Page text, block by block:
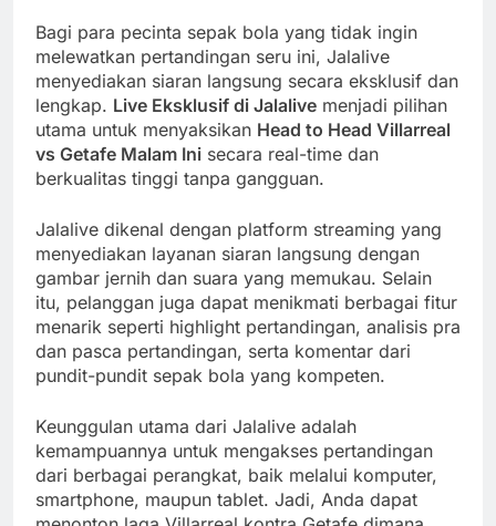
Bagi para pecinta sepak bola yang tidak ingin
melewatkan pertandingan seru ini, Jalalive
menyediakan siaran langsung secara eksklusif dan
lengkap. Live Eksklusif di Jalalive menjadi pilihan
utama untuk menyaksikan Head to Head Villarreal
vs Getafe Malam Ini secara real-time dan
berkualitas tinggi tanpa gangguan.
Jalalive dikenal dengan platform streaming yang
menyediakan layanan siaran langsung dengan
gambar jernih dan suara yang memukau. Selain
itu, pelanggan juga dapat menikmati berbagai fitur
menarik seperti highlight pertandingan, analisis pra
dan pasca pertandingan, serta komentar dari
pundit-pundit sepak bola yang kompeten.
Keunggulan utama dari Jalalive adalah
kemampuannya untuk mengakses pertandingan
dari berbagai perangkat, baik melalui komputer,
smartphone, maupun tablet. Jadi, Anda dapat